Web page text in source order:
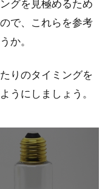
グを見極めるため
で、これらを参考
か。
りのタイミングを
うにしましょう。